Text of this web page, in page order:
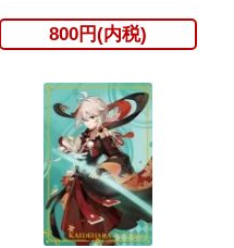
800円(内税)